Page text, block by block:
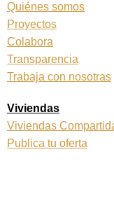
Quiénes somos
Proyectos
Colabora
Transparencia
Trabaja con nosotras
Viviendas
Viviendas
Publica tu oferta